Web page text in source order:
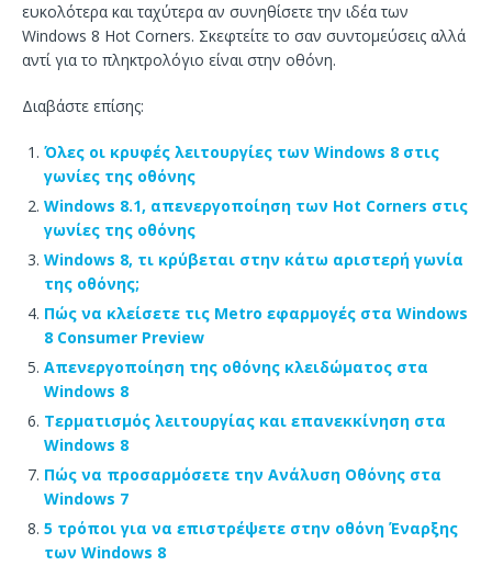
ευκολότερα και ταχύτερα αν συνηθίσετε την ιδέα των
Windows 8 Hot Corners. Σκεφτείτε το σαν συντομεύσεις αλλά
αντί για το πληκτρολόγιο είναι στην οθόνη.
Διαβάστε επίσης:
Όλες οι κρυφές λειτουργίες των Windows 8 στις
γωνίες της οθόνης
Windows 8.1, απενεργοποίηση των Hot Corners στις
γωνίες της οθόνης
Windows 8, τι κρύβεται στην κάτω αριστερή γωνία
της οθόνης;
Πώς να κλείσετε τις Metro εφαρμογές στα Windows
8 Consumer Preview
Απενεργοποίηση της οθόνης κλειδώματος στα
Windows 8
Τερματισμός λειτουργίας και επανεκκίνηση στα
Windows 8
Πώς να προσαρμόσετε την Ανάλυση Οθόνης στα
Windows 7
5 τρόποι για να επιστρέψετε στην οθόνη Έναρξης
των Windows 8